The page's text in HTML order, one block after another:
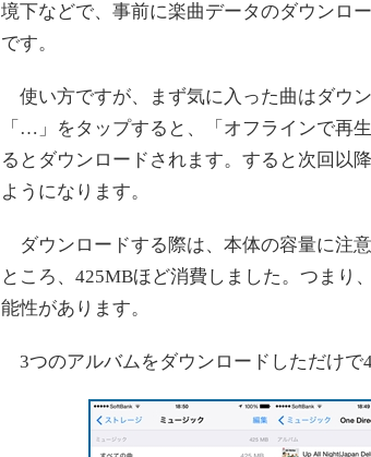
境下などで、事前に楽曲データのダウンロ
です。
使い方ですが、まず気に入った曲はダウ
「…」をタップすると、「オフラインで再
るとダウンロードされます。すると次回以
ようになります。
ダウンロードする際は、本体の容量に注
ところ、425MBほど消費しました。つまり
能性があります。
3つのアルバムをダウンロードしただけで